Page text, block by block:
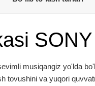
musiqangiz yo'lda
tovushini va yuqori